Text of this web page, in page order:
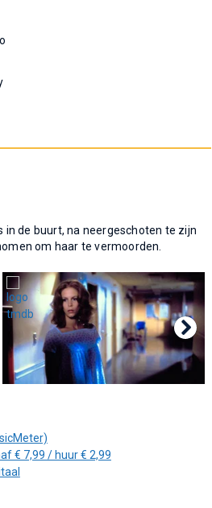
de buurt, na neergeschoten te zijn
om haar te vermoorden.
€ 7,99 / huur € 2,99